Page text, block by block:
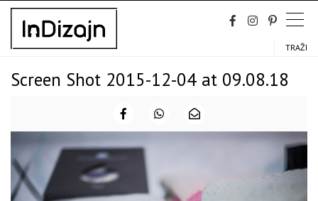
Skip
content
TRAŽI
Screen Shot 2015-12-04 at 09.08.18